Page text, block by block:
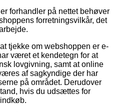
forhandler på nettet behøver
forretningsvilkår, det
tjekke om webshoppen er e-
været et kendetegn for at
lovgivning, samt at online
af sagkyndige der har
på området. Derudover
hvis du udsættes for